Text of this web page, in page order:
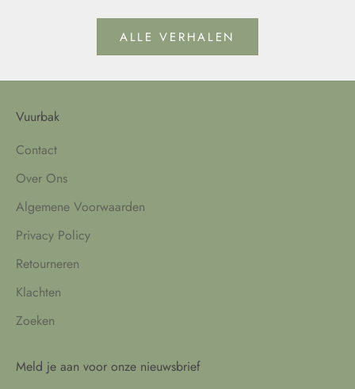
ALLE VERHALEN
Vuurbak
Contact
Over Ons
Algemene Voorwaarden
Privacy Policy
Retourneren
Klachten
Zoeken
Meld je aan voor onze nieuwsbrief